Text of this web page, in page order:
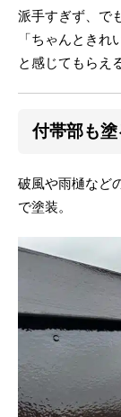
派手すぎず、で
「ちゃんときれ
と感じてもらえ
付帯部も
破風や雨樋など
で塗装。